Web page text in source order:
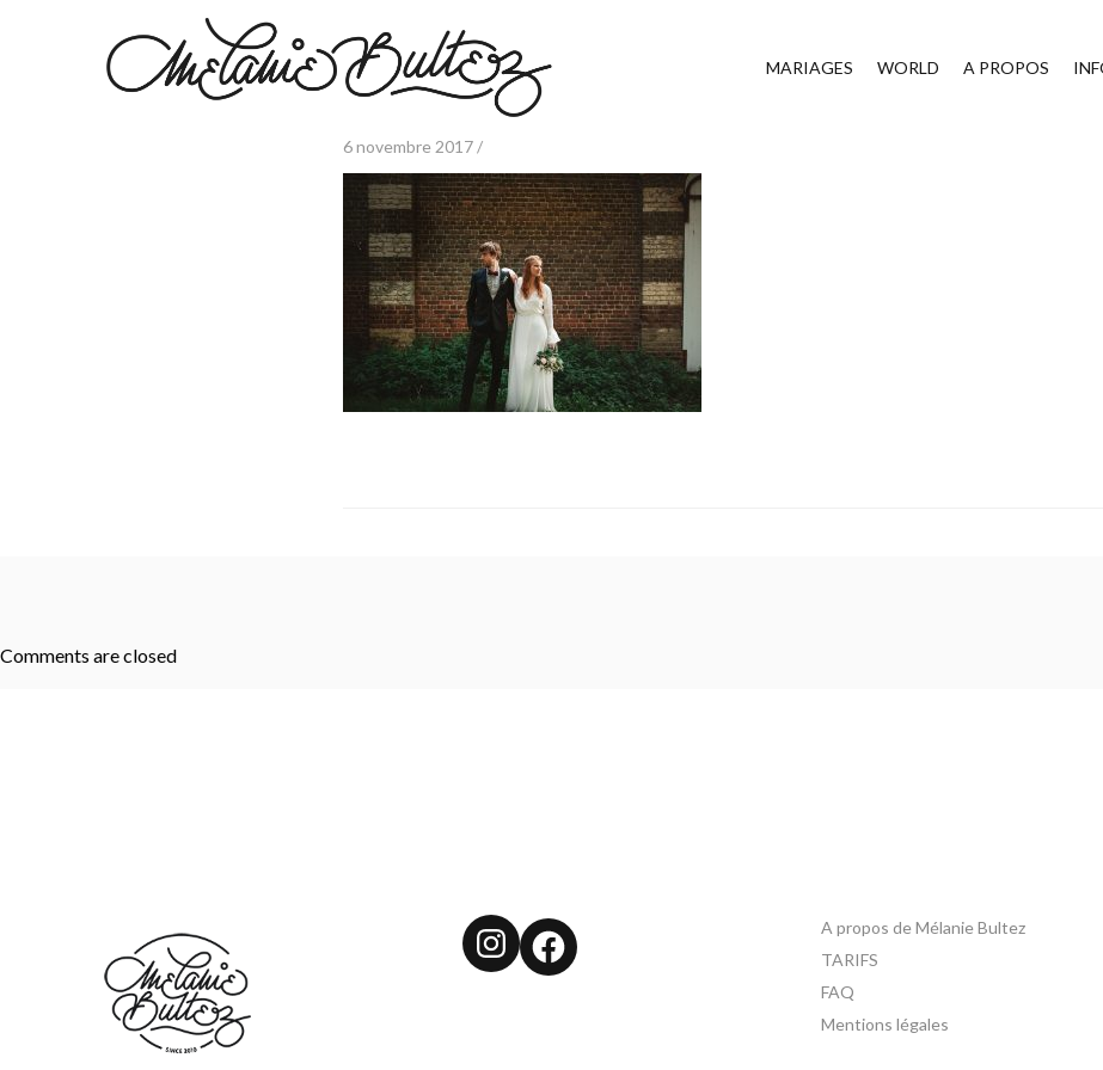
MARIAGES WORLD A PROPOS
6 novembre 2017 /
Comments are closed
Instagram
Facebook
A propos de Mélanie Bultez
TARIFS
FAQ
Mentions légales